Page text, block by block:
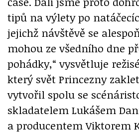
tipů na výlety po
jejichž návštěvě se
mohou ze všedního dne
pohádky,“ vysvětluje
který svět Princezny
vytvořil spolu se
skladatelem Lukášem
a producentem Viktorem